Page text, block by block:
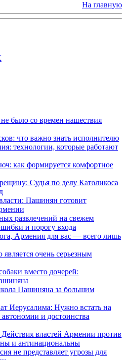
На главную
было со времен нашествия
что важно знать исполнителю
технологии, которые работают
как формируется комфортное
Судья по делу Католикоса
Пашинян готовит
развлечений на свежем
и порогу входа
Армения для вас — всего лишь
очень серьезным
вместо дочерей:
Пашиняна за большим
Иерусалима: Нужно встать на
и достоинства
властей Армении против
и антинациональны
не представляет угрозы для